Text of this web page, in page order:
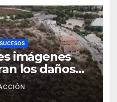
SUCESOS
imágenes
los daños
de Son